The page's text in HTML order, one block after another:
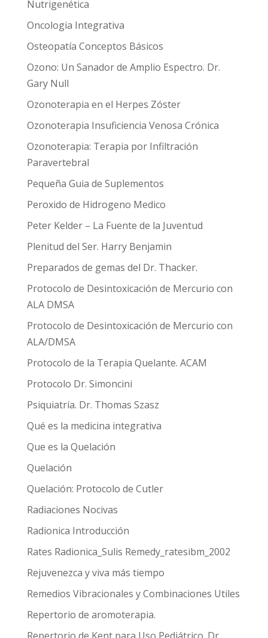
Nutrigenética
Oncologia Integrativa
Osteopatía Conceptos Básicos
Ozono: Un Sanador de Amplio Espectro. Dr.
Gary Null
Ozonoterapia en el Herpes Zóster
Ozonoterapia Insuficiencia Venosa Crónica
Ozonoterapia: Terapia por Infiltración
Paravertebral
Pequeña Guia de Suplementos
Peroxido de Hidrogeno Medico
Peter Kelder – La Fuente de la Juventud
Plenitud del Ser. Harry Benjamin
Preparados de gemas del Dr. Thacker.
Protocolo de Desintoxicación de Mercurio con
ALA DMSA
Protocolo de Desintoxicación de Mercurio con
ALA/DMSA
Protocolo de la Terapia Quelante. ACAM
Protocolo Dr. Simoncini
Psiquiatría. Dr. Thomas Szasz
Qué es la medicina integrativa
Que es la Quelación
Quelación
Quelación: Protocolo de Cutler
Radiaciones Nocivas
Radionica Introducción
Rates Radionica_Sulis Remedy_ratesibm_2002
Rejuvenezca y viva más tiempo
Remedios Vibracionales y Combinaciones Utiles
Repertorio de aromoterapia.